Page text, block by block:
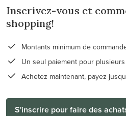
Inscrivez-vous et
shopping!
Montants minimum de
Un seul paiement pour
Achetez maintenant, payez
S'inscrire pour faire des